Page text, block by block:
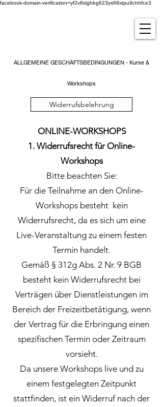
facebook-domain-verification=yf2v8slghbg623ys68xtpu9chhfce3
ALLGEMEINE GESCHÄFTSBEDINGUNGEN - Kurse &
Workshops
Widerrufsbelehrung
ONLINE-WORKSHOPS
1. Widerrufsrecht für Online-
Workshops
Bitte beachten Sie:
Für die Teilnahme an den Online-
Workshops besteht kein
Widerrufsrecht, da es sich um eine
Live-Veranstaltung zu einem festen
Termin handelt.
Gemäß § 312g Abs. 2 Nr. 9 BGB
besteht kein Widerrufsrecht bei
Verträgen über Dienstleistungen im
Bereich der Freizeitbetätigung, wenn
der Vertrag für die Erbringung einen
spezifischen Termin oder Zeitraum
vorsieht.
Da unsere Workshops live und zu
einem festgelegten Zeitpunkt
stattfinden, ist ein Widerruf nach der